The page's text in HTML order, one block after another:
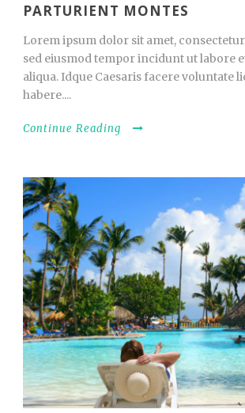
PARTURIENT MONTES
Lorem ipsum dolor sit amet,
sed eiusmod tempor incidunt ut labore
aliqua. Idque Caesaris facere voluntate
habere....
Continue Reading